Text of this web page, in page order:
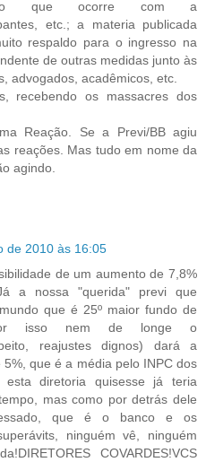
que ocorre com a
etc.; a materia publicada
respaldo para o ingresso na
de outras medidas junto às
advogados, acadêmicos, etc.
recebendo os massacres dos
Reação. Se a Previ/BB agiu
reações. Mas tudo em nome da
agindo.
de 2010 às 16:05
de um aumento de 7,8%
a nossa "querida" previ que
que é 25º maior fundo de
isso nem de longe o
reajustes dignos) dará a
que é a média pelo INPC dos
esta diretoria quisesse já teria
mas como por detrás dele
que é o banco e os
ninguém vê, ninguém
COVARDES!VCS